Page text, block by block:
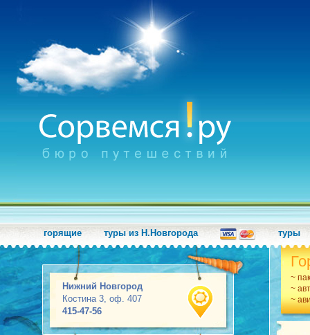
горящие туры из Н.Новгорода туры
Нижний Новгород
Костина 3, оф. 407
415-47-56
~
~
~